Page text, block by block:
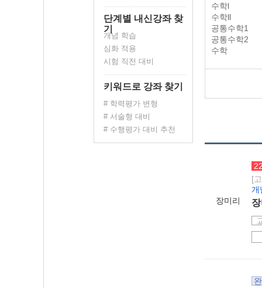
단계별 내신강좌 찾
기
개념 학습
심화 적용
시험 직전 대비
키워드로 강좌 찾기
# 학력평가 변형
# 서술형 대비
# 수행평가 대비 추천
수학l
수학ll
공통수학1
공통수학2
수학
장미리
[
개